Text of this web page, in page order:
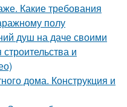
Какие требования
полу
душ на даче своими
и
дома. Конструкция и